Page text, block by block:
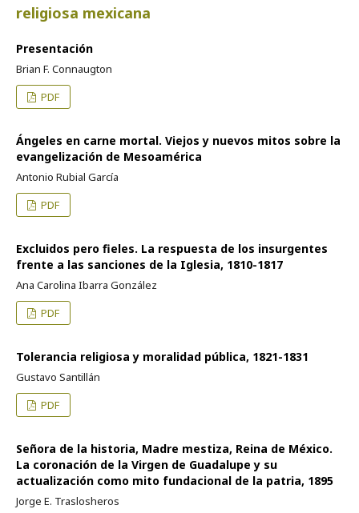
religiosa mexicana
Presentación
Brian F. Connaugton
PDF
Ángeles en carne mortal. Viejos y nuevos mitos sobre la
evangelización de Mesoamérica
Antonio Rubial García
PDF
Excluidos pero fieles. La respuesta de los insurgentes
frente a las sanciones de la Iglesia, 1810-1817
Ana Carolina Ibarra González
PDF
Tolerancia religiosa y moralidad pública, 1821-1831
Gustavo Santillán
PDF
Señora de la historia, Madre mestiza, Reina de México.
La coronación de la Virgen de Guadalupe y su
actualización como mito fundacional de la patria, 1895
Jorge E. Traslosheros